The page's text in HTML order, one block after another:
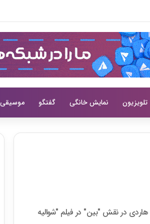
تلویزیون نمایش خانگی گفتگو موسیقی
هاردی در نقش "بین" در فیلم "شوالیه